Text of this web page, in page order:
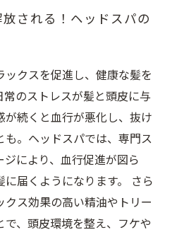
される！ヘッドスパの
クスを促進し、健康な髪を
のストレスが髪と頭皮に与
続くと血行が悪化し、抜け
。ヘッドスパでは、専門ス
により、血行促進が図ら
届くようになります。 さら
ス効果の高い精油やトリー
で、頭皮環境を整え、フケや